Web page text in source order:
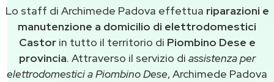
Lo staff di Archimede Padova effettua riparazioni e
manutenzione a domicilio di elettrodomestici
Castorin tutto il territorio di Piombino Dese e
provincia. Attraverso il servizio di assistenza per
elettrodomestici a Piombino Dese, Archimede Padova